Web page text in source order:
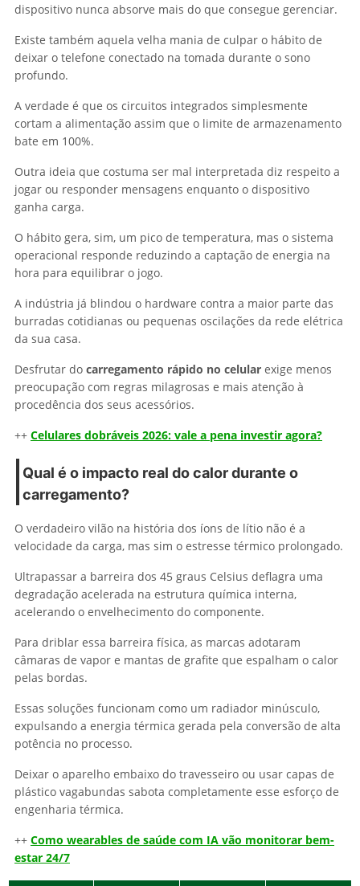
dispositivo nunca absorve mais do que consegue gerenciar.
Existe também aquela velha mania de culpar o hábito de
deixar o telefone conectado na tomada durante o sono
profundo.
A verdade é que os circuitos integrados simplesmente
cortam a alimentação assim que o limite de armazenamento
bate em 100%.
Outra ideia que costuma ser mal interpretada diz respeito a
jogar ou responder mensagens enquanto o dispositivo
ganha carga.
O hábito gera, sim, um pico de temperatura, mas o sistema
operacional responde reduzindo a captação de energia na
hora para equilibrar o jogo.
A indústria já blindou o hardware contra a maior parte das
burradas cotidianas ou pequenas oscilações da rede elétrica
da sua casa.
Desfrutar do carregamento rápido no celular exige menos
preocupação com regras milagrosas e mais atenção à
procedência dos seus acessórios.
++ Celulares dobráveis 2026: vale a pena investir agora?
Qual é o impacto real do calor durante o
carregamento?
O verdadeiro vilão na história dos íons de lítio não é a
velocidade da carga, mas sim o estresse térmico prolongado.
Ultrapassar a barreira dos 45 graus Celsius deflagra uma
degradação acelerada na estrutura química interna,
acelerando o envelhecimento do componente.
Para driblar essa barreira física, as marcas adotaram
câmaras de vapor e mantas de grafite que espalham o calor
pelas bordas.
Essas soluções funcionam como um radiador minúsculo,
expulsando a energia térmica gerada pela conversão de alta
potência no processo.
Deixar o aparelho embaixo do travesseiro ou usar capas de
plástico vagabundas sabota completamente esse esforço de
engenharia térmica.
++ Como wearables de saúde com IA vão monitorar bem-
estar 24/7